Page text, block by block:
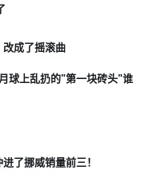
改成了摇滚曲
球上乱扔的"第一块砖头"谁
了挪威销量前三！